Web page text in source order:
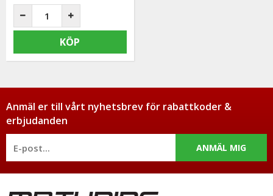
KÖP
Anmäl er till vårt nyhetsbrev för rabattkoder &
erbjudanden
ANMÄL MIG